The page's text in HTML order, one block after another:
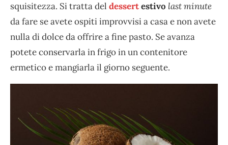
squisitezza. Si tratta del dessertestivo last minute
da fare se avete ospiti improvvisi a casa e non avete
nulla di dolce da offrire a fine pasto. Se avanza
potete conservarla in frigo in un contenitore
ermetico e mangiarla il giorno seguente.